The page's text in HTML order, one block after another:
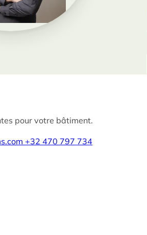
pour votre bâtiment.
+32 470 797 734